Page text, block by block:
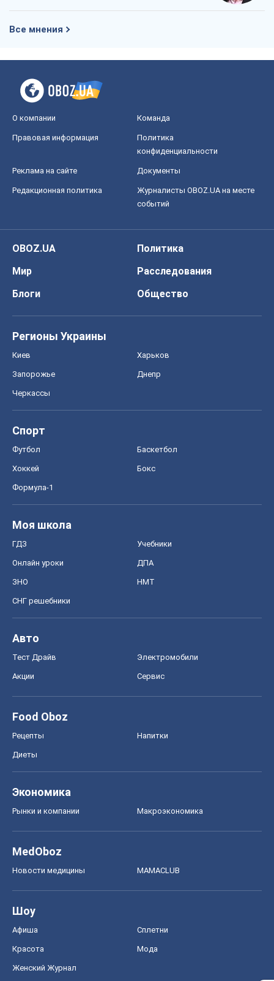
Все мнения
О компании Команда
Правовая информация
Политика
конфиденциальности
Реклама на сайте Документы
Редакционная политика
Журналисты OBOZ.UA на месте
событий
OBOZ.UA
Политика
Мир
Расследования
Блоги
Общество
Регионы Украины
Киев Харьков
Запорожье Днепр
Черкассы
Спорт
Футбол Баскетбол
Хоккей Бокс
Формула-1
Моя школа
ГДЗ Учебники
Онлайн уроки ДПА
ЗНО НМТ
СНГ решебники
Авто
Тест Драйв Электромобили
Акции Сервис
Food Oboz
Рецепты Напитки
Диеты
Экономика
Рынки и компании Mакроэкономика
MedOboz
Новости медицины MAMACLUB
Шоу
Афиша Сплетни
Красота Мода
Женский Журнал